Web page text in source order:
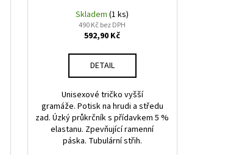
Skladem(1 ks)
490 Kč bez DPH
592,90 Kč
DETAIL
Unisexové tričko vyšší
gramáže. Potisk na hrudi a středu
zad. Úzký průkrčník s přídavkem 5 %
elastanu. Zpevňující ramenní
páska. Tubulární střih.